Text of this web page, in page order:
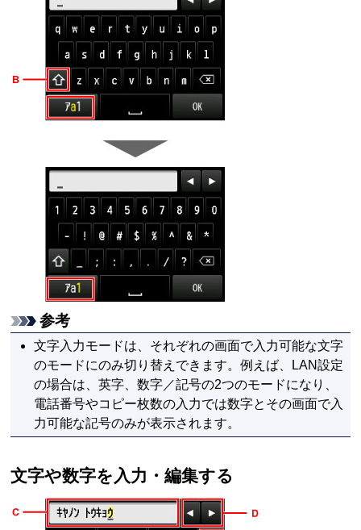
参考
文字入力モードは、それぞれの画面で入力可能な文字
のモードにのみ切り替えできます。例えば、LAN設定
の場合は、英字、数字／記号の2つのモードになり、
電話番号やコピー枚数の入力では数字とその画面で入
力可能な記号のみが表示されます。
文字や数字を入力・編集する